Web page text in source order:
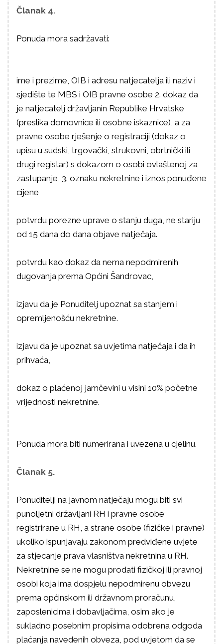
Članak 4.
Ponuda mora sadržavati:
ime i prezime, OIB i adresu natjecatelja ili naziv i
sjedište te MBS i OIB pravne osobe 2. dokaz da
je natjecatelj državljanin Republike Hrvatske
(preslika domovnice ili osobne iskaznice), a za
pravne osobe rješenje o registraciji (dokaz o
upisu u sudski, trgovački, strukovni, obrtnički ili
drugi registar) s dokazom o osobi ovlaštenoj za
zastupanje, 3. oznaku nekretnine i iznos ponuđene
cijene
potvrdu porezne uprave o stanju duga, ne stariju
od 15 dana do dana objave natječaja.
potvrdu kao dokaz da nema nepodmirenih
dugovanja prema Općini Šandrovac,
izjavu da je Ponuditelj upoznat sa stanjem i
opremljenošću nekretnine.
izjavu da je upoznat sa uvjetima natječaja i da ih
prihvaća,
dokaz o plaćenoj jamčevini u visini 10% početne
vrijednosti nekretnine.
Ponuda mora biti numerirana i uvezena u cjelinu.
Članak 5.
Ponuditelji na javnom natječaju mogu biti svi
punoljetni državljani RH i pravne osobe
registrirane u RH, a strane osobe (fizičke i pravne)
ukoliko ispunjavaju zakonom predviđene uvjete
za stjecanje prava vlasništva nekretnina u RH.
Nekretnine se ne mogu prodati fizičkoj ili pravnoj
osobi koja ima dospjelu nepodmirenu obvezu
prema općinskom ili državnom proračunu,
zaposlenicima i dobavljačima, osim ako je
sukladno posebnim propisima odobrena odgoda
plaćanja navedenih obveza, pod uvjetom da se